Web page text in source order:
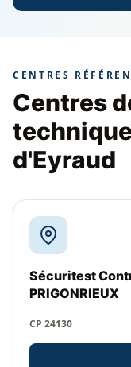
CENTRES
Centres
d'Eyraud
Sécuritest
PRIGONRIEUX
CP 24130